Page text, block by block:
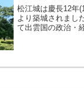
松江城は慶長12年
より築城されまし
て出雲国の政治・
(平...